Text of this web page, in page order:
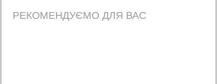
РЕКОМЕНДУЄМО ДЛЯ ВАС